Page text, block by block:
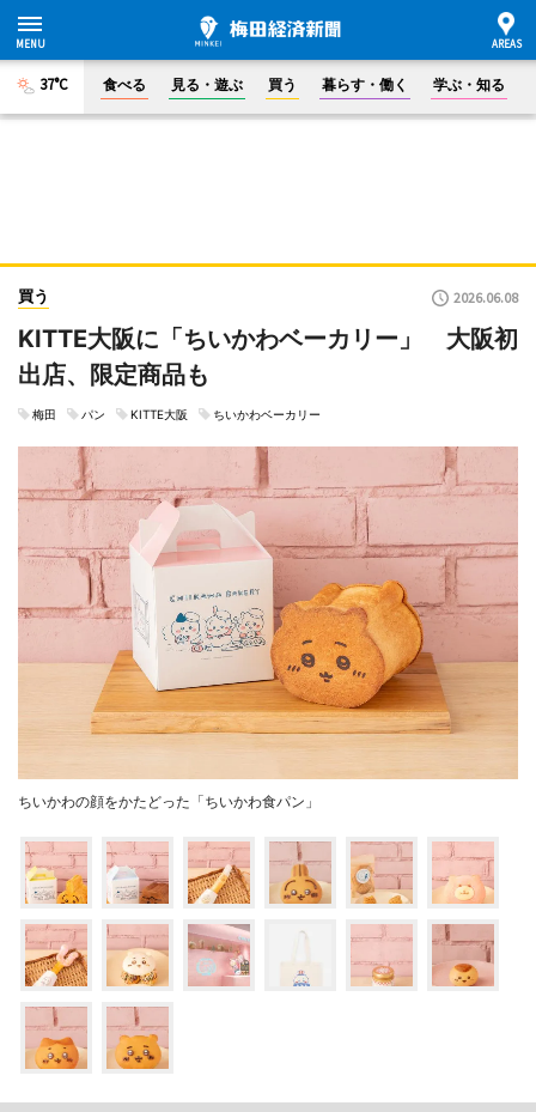
37°C 食べる 見る・遊ぶ 買う 暮らす・働く 学ぶ・知る
買う 2026.06.08
KITTE大阪に「ちいかわベーカリー」 大阪初
出店、限定商品も
梅田 パン KITTE大阪 ちいかわベーカリー
ちいかわの顔をかたどった「ちいかわ食パン」